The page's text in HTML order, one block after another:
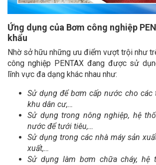
Ứng dụng của Bơm công nghiệp
khẩu
Nhờ sở hữu những ưu điểm vượt trội như
công nghiệp PENTAX đang được sử
lĩnh vực đa dạng khác nhau như:
Sử dụng để bơm cấp nước cho các
khu dân cư,…
Sử dụng trong nông nghiệp, hệ
nước để tưới tiêu,…
Sử dụng trong các nhà máy sản
xuất,…
Sử dụng làm bơm chữa cháy, hệ